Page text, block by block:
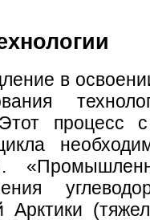
в
процесс
Арктики